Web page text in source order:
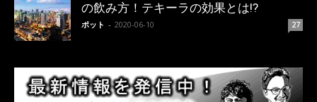
の飲み方！テキーラの効果とは!?
ポット - 2020-06-10 27